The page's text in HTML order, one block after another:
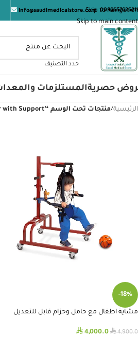
Skip to navigation
Skip to main content
info@saudimedicalstore.com
حدد التصنيف
حصريةالمستلزمات
الرئيسية/منتجات تحت الوسم “Pediatric Walker with Support”
-18%
مشاية اطفال مع حامل وحزام قابل للتعديل
⃁4,900.0
⃁ 4,000.0